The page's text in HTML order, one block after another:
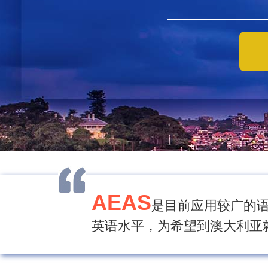
AEAS是目前应用较广的
英语水平，为希望到澳大利